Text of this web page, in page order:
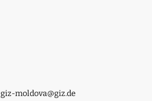
giz-moldova@giz.de